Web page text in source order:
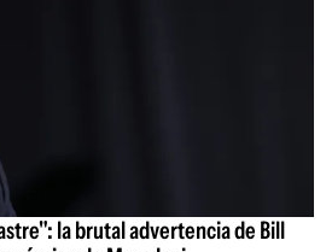
la brutal advertencia de Bill